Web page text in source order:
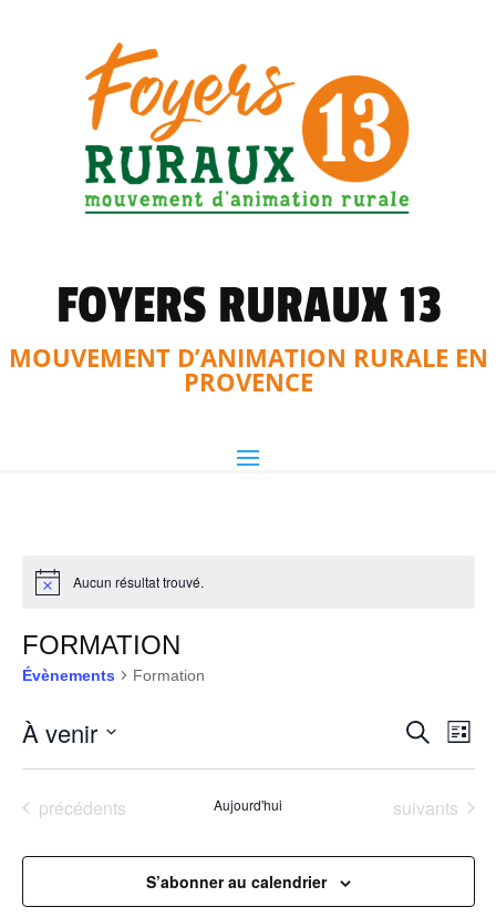
FOYERS RURAUX 13
MOUVEMENT D’ANIMATION RURALE EN
PROVENCE
Aucun résultat trouvé.
FORMATION
Évènements Formation
ET
VUES
Recherche
de
Liste
À venir
date.Évènements
précédents Aujourd'hui Évènements
suivants
S’abonner au calendrier